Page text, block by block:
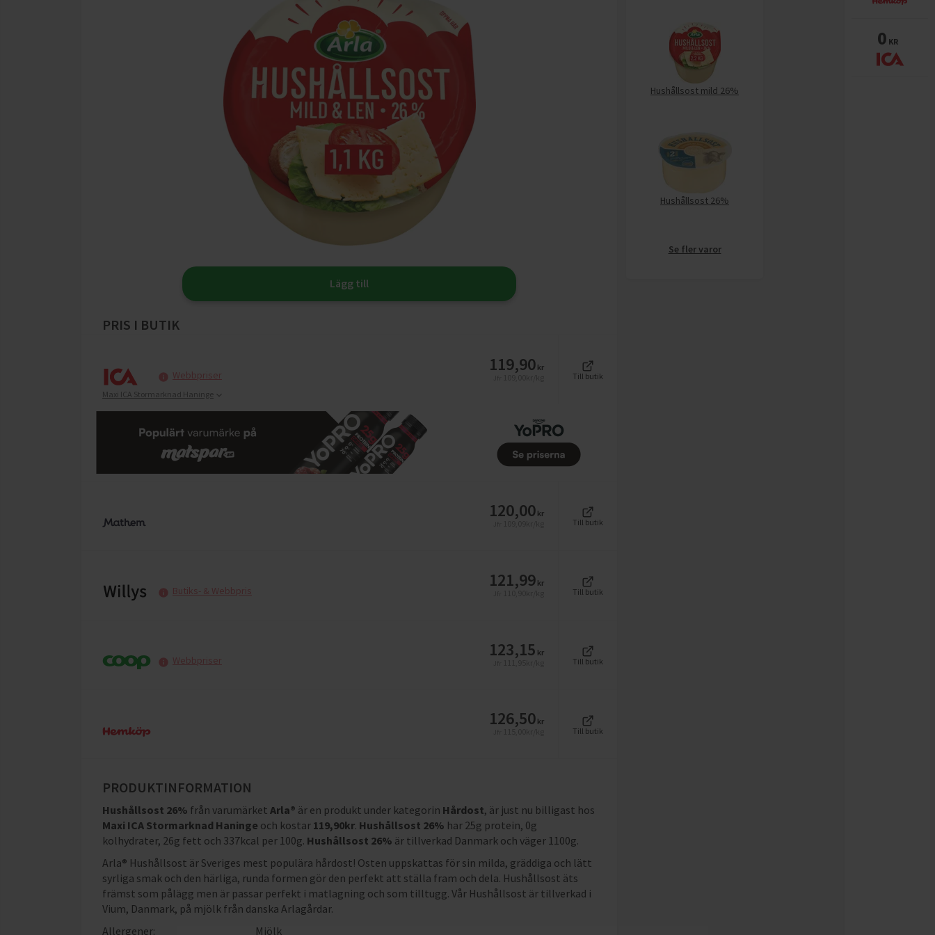
Hushållsost mild 26%
Hushållsost 26%
Se fler varor
Lägg till
PRIS I BUTIK
Webbpriser
119,90 kr
Till butik
Maxi ICA Stormarknad Haninge
120,00 kr
Till butik
Butiks- & Webbpris
121,99 kr
Till butik
Webbpriser
123,15 kr
Till butik
126,50 kr
Till butik
PRODUKTINFORMATION
Hushållsost 26% från varumärket Arla® är en produkt under kategorin Hårdost, är just nu billigast hos
Maxi ICA Stormarknad Haninge och kostar 119,90kr. Hushållsost 26% har 25g protein, 0g
kolhydrater, 26g fett och 337kcal per 100g. Hushållsost 26% är tillverkad Danmark och väger 1100g.
Arla® Hushållsost är Sveriges mest populära hårdost! Osten uppskattas för sin milda, gräddiga och lätt
syrliga smak och den härliga, runda formen gör den perfekt att ställa fram och dela. Hushållsost äts
främst som pålägg men är passar perfekt i matlagning och som tilltugg. Vår Hushållsost är tillverkad i
Vium, Danmark, på mjölk från danska Arlagårdar.
Allergener:
Mjölk
0 KR